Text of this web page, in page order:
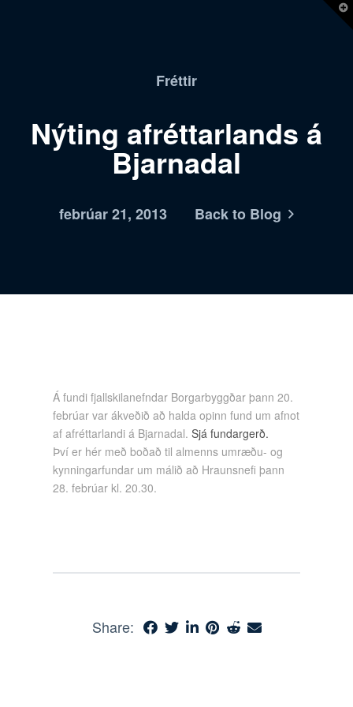
Fréttir
Nýting afréttarlands á
Bjarnadal
febrúar 21, 2013 Back to Blog
Á fundi fjallskilanefndar Borgarbyggðar þann 20.
febrúar var ákveðið að halda opinn fund um afnot
af afréttarlandi á Bjarnadal.Sjá fundargerð.
Því er hér með boðað til almenns umræðu- og
kynningarfundar um málið að Hraunsnefi þann
28. febrúar kl. 20.30.
Share: